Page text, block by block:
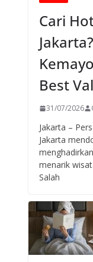
Cari
Best
31/07/2026
Jakarta –
Jakarta
menarik
Salah